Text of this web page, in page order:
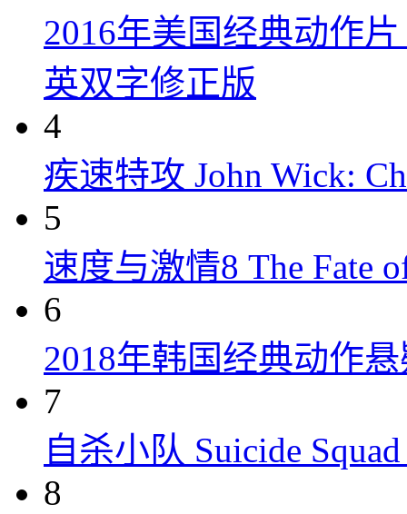
2016年美国经典动作
英双字修正版
4
疾速特攻 John Wick:
5
速度与激情8 The Fate
6
2018年韩国经典动作
7
自杀小队 Suicide
8